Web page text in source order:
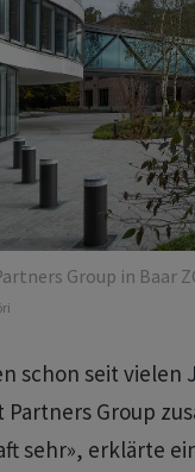
Group in Baar
schon seit
Partners ‌Group
sehr», erklärte